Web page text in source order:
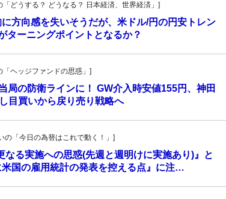
どうする？ どうなる？ 日本経済、世界経済」]
方向感を失いそうだが、米ドル/円の円安トレン
ターニングポイントとなるか？
ヘッジファンドの思惑」]
局の防衛ラインに！ GW介入時安値155円、神田
目買いから戻り売り戦略へ
「今日の為替はこれで動く！」]
る実施への思惑(先週と週明けに実施あり)』と
米国の雇用統計の発表を控える点』に注…